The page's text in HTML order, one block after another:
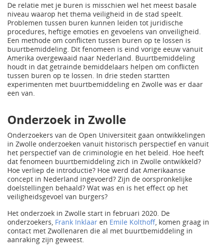
De relatie met je buren is misschien wel het meest basale
niveau waarop het thema veiligheid in de stad speelt.
Problemen tussen buren kunnen leiden tot juridische
procedures, heftige emoties en gevoelens van onveiligheid.
Een methode om conflicten tussen buren op te lossen is
buurtbemiddeling. Dit fenomeen is eind vorige eeuw vanuit
Amerika overgewaaid naar Nederland. Buurtbemiddeling
houdt in dat getrainde bemiddelaars helpen om conflicten
tussen buren op te lossen. In drie steden startten
experimenten met buurtbemiddeling en Zwolle was er daar
een van.
Onderzoek in Zwolle
Onderzoekers van de Open Universiteit gaan ontwikkelingen
in Zwolle onderzoeken vanuit historisch perspectief en vanuit
het perspectief van de criminologie en het beleid. Hoe heeft
dat fenomeen buurtbemiddeling zich in Zwolle ontwikkeld?
Hoe verliep de introductie? Hoe werd dat Amerikaanse
concept in Nederland ingevoerd? Zijn de oorspronkelijke
doelstellingen behaald? Wat was en is het effect op het
veiligheidsgevoel van burgers?
Het onderzoek in Zwolle start in februari 2020. De
onderzoekers, Frank Inklaar en Emile Kolthoff, komen graag in
contact met Zwollenaren die al met buurtbemiddeling in
aanraking zijn geweest.